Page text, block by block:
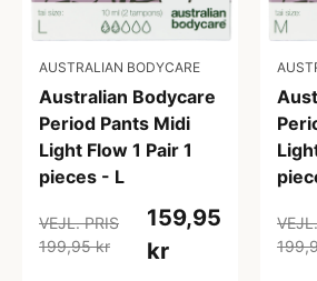
AUSTRALIAN BODYCARE
Australian Bodycare
Period Pants Midi
Light Flow 1 Pair 1
pieces - L
VEJL. PRIS
199,95 kr
159,95
kr